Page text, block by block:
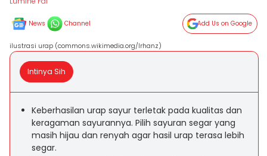
News Channel Add Us on Google
ilustrasi urap (commons.wikimedia.org/Irhanz)
Intinya Sih
Keberhasilan urap sayur terletak pada kualitas dan
keragaman sayurannya. Pilih sayuran segar yang
masih hijau dan renyah agar hasil urap terasa lebih
segar.